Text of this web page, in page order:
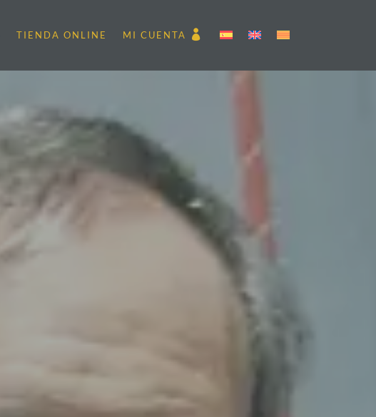
TIENDA ONLINE MI CUENTA